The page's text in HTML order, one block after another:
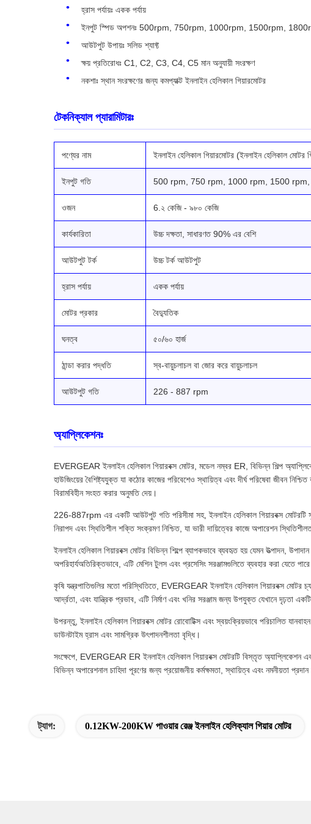
হ্রাস পর্যায়ঃ একক পর্যায়
ইনপুট স্পিড অপশনঃ 500rpm, 750rpm, 1000rpm, 1500rpm,
আউটপুট উপায়ঃ সলিড শ্যাফ্ট
ক্ষয় প্রতিরোধঃ C1, C2, C3, C4, C5 মান অনুযায়ী সংরক্ষণ
নকশাঃ স্থান সংরক্ষণের জন্য কমপ্যাক্ট ইনলাইন হেলিকাল গিয়ারমোটর
টেকনিক্যাল প্যারামিটারঃ
পণ্যের নাম ইনলাইন হেলিকাল গিয়ারমোটর (ইনলাইন হেলিকাল মোটর
ইনপুট গতি 500 rpm, 750 rpm, 1000 rpm, 1500
ওজন 6.২ কেজি - ৯৮০ কেজি
কার্যকারিতা উচ্চ দক্ষতা, সাধারণত 90% এর বেশি
আউটপুট টর্ক উচ্চ টর্ক আউটপুট
হ্রাস পর্যায় একক পর্যায়
মোটর প্রকার বৈদ্যুতিক
ঘনত্ব ৫০/৬০ হার্জ
ঠান্ডা করার পদ্ধতি স্ব-বায়ুচলাচল বা জোর করে বায়ুচলাচল
আউটপুট গতি 226 - 887 rpm
অ্যাপ্লিকেশনঃ
EVERGEAR ইনলাইন হেলিকাল গিয়ারবক্স মোটর, মডেল নম্বর ER, বিভিন্ন শিল্প
হাউজিংয়ের বৈশিষ্ট্যযুক্ত যা কঠোর কাজের পরিবেশেও স্থায়িত্ব এবং দীর্ঘ পরিষেবা জীবন
বিরামবিহীন সংহত করার অনুমতি দেয়।
226-887rpm এর একটি আউটপুট গতি পরিসীমা সহ, ইনলাইন হেলিকাল গিয়ারবক্স মোটরটি
নিরাপদ এবং স্থিতিশীল শক্তি সংক্রমণ নিশ্চিত, যা ভারী দায়িত্বের কাজে অপারেশন
ইনলাইন হেলিকাল গিয়ারবক্স মোটর বিভিন্ন শিল্পে ব্যাপকভাবে ব্যবহৃত হয় যেমন উত্পাদন,
অপরিহার্যঅতিরিক্তভাবে, এটি মেশিন টুলস এবং প্রসেসিং সরঞ্জামগুলিতে ব্যবহার করা যেতে
কৃষি যন্ত্রপাতিগুলির মতো পরিস্থিতিতে, EVERGEAR ইনলাইন হেলিকাল গিয়ারবক্স মোটর
আর্দ্রতা, এবং যান্ত্রিক প্রভাব, এটি নির্মাণ এবং খনির সরঞ্জাম জন্য উপযুক্ত যেখানে দৃঢ়তা
উপরন্তু, ইনলাইন হেলিকাল গিয়ারবক্স মোটর রোবোটিক্স এবং স্বয়ংক্রিয়ভাবে পরিচালিত
ডাউনটাইম হ্রাস এবং সামগ্রিক উৎপাদনশীলতা বৃদ্ধি।
সংক্ষেপে, EVERGEAR ER ইনলাইন হেলিকাল গিয়ারবক্স মোটরটি বিস্তৃত অ্যাপ্লিকেশন এবং
বিভিন্ন অপারেশনাল চাহিদা পূরণের জন্য প্রয়োজনীয় কর্মক্ষমতা, স্থায়িত্ব এবং নমনীয়তা
ট্যাগ: 0.12KW-200KW পাওয়ার রেঞ্জ ইনলাইন হেলিক্যাল গিয়ার মোটর